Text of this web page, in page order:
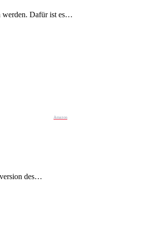
werden. Dafür ist es…
Amazon
des…